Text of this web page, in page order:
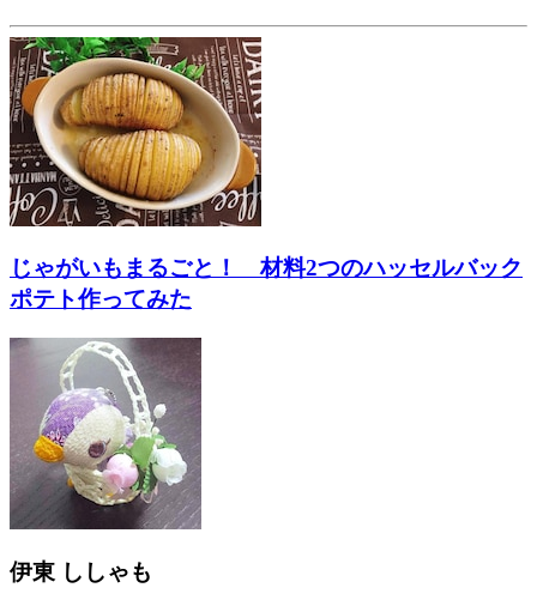
じゃがいもまるごと！ 材料2つのハッセルバック
ポテト作ってみた
伊東 ししゃも